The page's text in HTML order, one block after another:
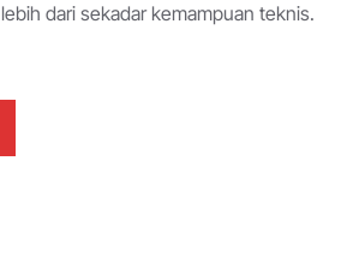
dari sekadar kemampuan teknis.